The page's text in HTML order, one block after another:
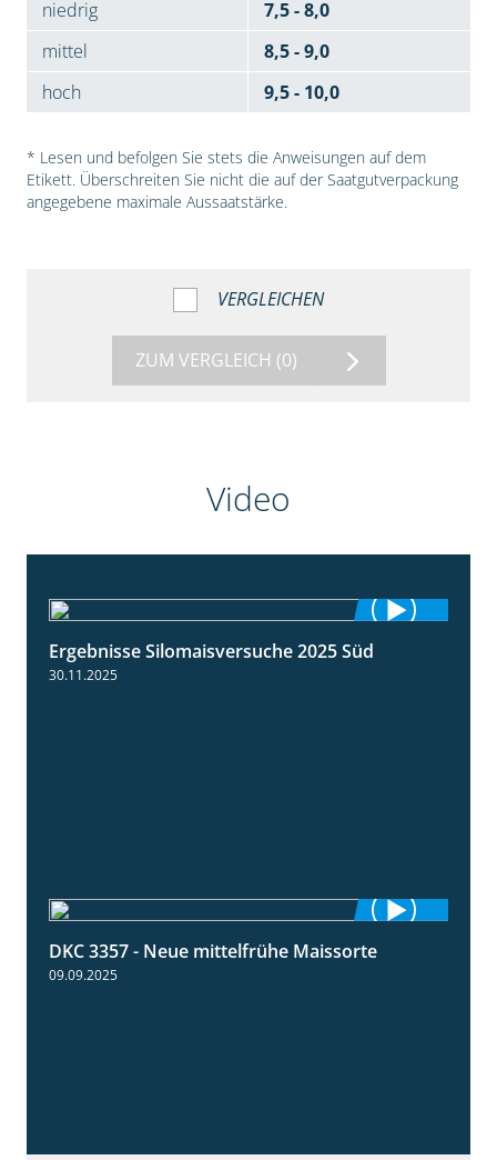
niedrig
7,5 - 8,0
mittel
8,5 - 9,0
hoch
9,5 - 10,0
* Lesen und befolgen Sie stets die Anweisungen auf dem
Etikett. Überschreiten Sie nicht die auf der Saatgutverpackung
angegebene maximale Aussaatstärke.
VERGLEICHEN
ZUM VERGLEICH (0)
Video
Ergebnisse Silomaisversuche 2025 Süd
30.11.2025
DKC 3357 - Neue mittelfrühe Maissorte
09.09.2025